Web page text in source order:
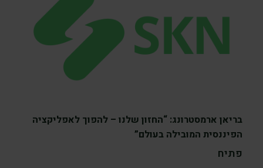
בריאן ארמסטרונג: “החזון שלנו – להפוך לאפליקציה
הפיננסית המובילה בעולם”
פתיח